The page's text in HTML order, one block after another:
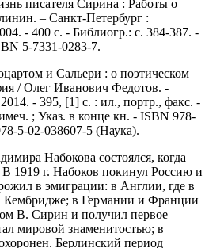
писателя Сирина : Работы о
– Санкт-Петербург :
- 400 с. - Библиогр.: с. 384-387. -
5-7331-0283-7.
и Сальери : о поэтическом
/ Олег Иванович Федотов. -
- 395, [1] с. : ил., портр., факс. -
; Указ. в конце кн. - ISBN 978-
5-02-038607-5 (Наука).
Набокова состоялся, когда
1919 г. Набоков покинул Россию и
в эмиграции: в Англии, где в
Кембридже; в Германии и Франции
В. Сирин и получил первое
мировой знаменитостью; в
Берлинский период